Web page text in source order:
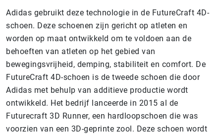
Adidas gebruikt deze technologie in de FutureCraft 4D-
schoen. Deze schoenen zijn gericht op atleten en
worden op maat ontwikkeld om te voldoen aan de
behoeften van atleten op het gebied van
bewegingsvrijheid, demping, stabiliteit en comfort. De
FutureCraft 4D-schoen is de tweede schoen die door
Adidas met behulp van additieve productie wordt
ontwikkeld. Het bedrijf lanceerde in 2015 al de
Futurecraft 3D Runner, een hardloopschoen die was
voorzien van een 3D-geprinte zool. Deze schoen wordt